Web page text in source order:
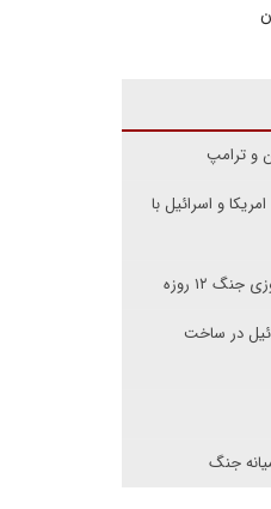
و ترامپ
و اسرائیل با
۱۲ روزه
در ساخت
جنگ